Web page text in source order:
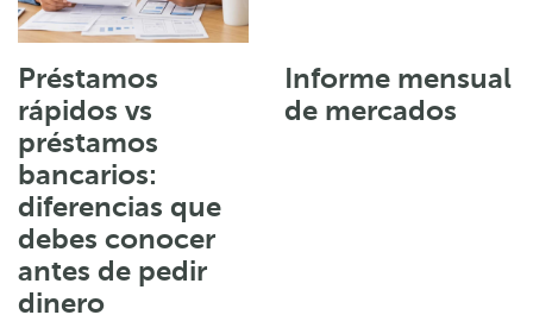
Préstamos
rápidos vs
préstamos
bancarios:
diferencias que
debes conocer
antes de pedir
dinero
Informe mensual
de mercados